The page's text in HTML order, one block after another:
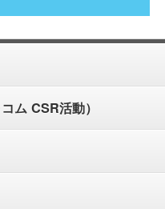
ム CSR活動）